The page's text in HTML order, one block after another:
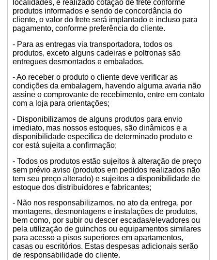
localidades, é realizado cotação de frete conforme
produtos informados e sendo de concordância do
cliente, o valor do frete será implantado e incluso para
pagamento, conforme preferência do cliente.
- Para as entregas via transportadora, todos os
produtos, exceto alguns cadeiras e poltronas são
entregues desmontados e embalados.
- Ao receber o produto o cliente deve verificar as
condições da embalagem, havendo alguma avaria não
assine o comprovante de recebimento, entre em contato
com a loja para orientações;
- Disponibilizamos de alguns produtos para envio
imediato, mas nossos estoques, são dinâmicos e a
disponibilidade específica de determinado produto e
cor está sujeita a confirmação;
- Todos os produtos estão sujeitos à alteração de preço
sem prévio aviso (produtos em pedidos realizados não
tem seu preço alterado) e sujeitos a disponibilidade de
estoque dos distribuidores e fabricantes;
- Não nos responsabilizamos, no ato da entrega, por
montagens, desmontagens e instalações de produtos,
bem como, por subir ou descer escadas/elevadores ou
pela utilização de guinchos ou equipamentos similares
para acesso a pisos superiores em apartamentos,
casas ou escritórios. Estas despesas adicionais serão
de responsabilidade do cliente.